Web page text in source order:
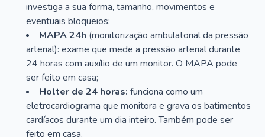
investiga a sua forma, tamanho, movimentos e
eventuais bloqueios;
MAPA 24h (monitorização ambulatorial da pressão
arterial): exame que mede a pressão arterial durante
24 horas com auxílio de um monitor. O MAPA pode
ser feito em casa;
Holter de 24 horas: funciona como um
eletrocardiograma que monitora e grava os batimentos
cardíacos durante um dia inteiro. Também pode ser
feito em casa.